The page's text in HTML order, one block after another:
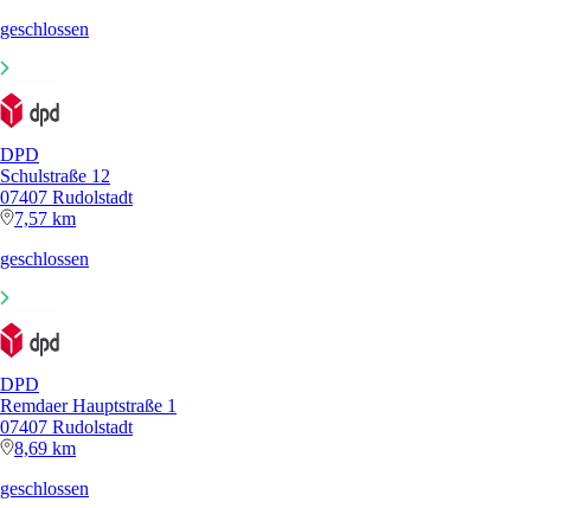
geschlossen
DPD
Schulstraße 12
07407 Rudolstadt
7,57 km
geschlossen
DPD
Remdaer Hauptstraße 1
07407 Rudolstadt
8,69 km
geschlossen